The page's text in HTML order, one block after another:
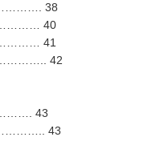
38
40
41
42
43
43